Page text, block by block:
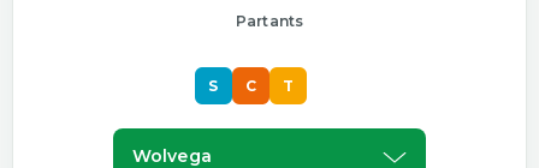
Partants
S C T
Wolvega